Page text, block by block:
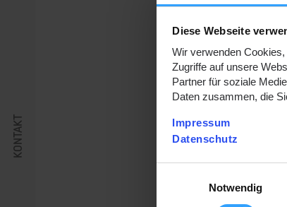
Diese Webseite
Wir verwenden
Zugriffe auf unsere
Partner für soziale
Daten zusammen, die
Impressum
Datenschutz
Notwendig
KONTAKT